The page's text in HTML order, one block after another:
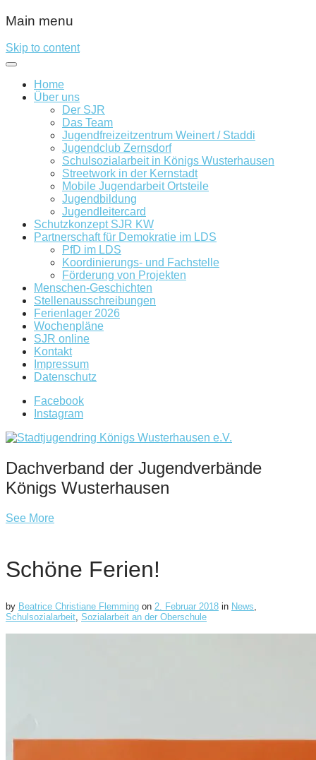
Main menu
Skip to content
Home
Über uns
Der SJR
Das Team
Jugendfreizeitzentrum Weinert / Staddi
Jugendclub Zernsdorf
Schulsozialarbeit in Königs Wusterhausen
Streetwork in der Kernstadt
Mobile Jugendarbeit Ortsteile
Jugendbildung
Jugendleitercard
Schutzkonzept SJR KW
Partnerschaft für Demokratie im LDS
PfD im LDS
Koordinierungs- und Fachstelle
Förderung von Projekten
Menschen-Geschichten
Stellenausschreibungen
Ferienlager 2026
Wochenpläne
SJR online
Kontakt
Impressum
Datenschutz
Facebook
Instagram
Dachverband der Jugendverbände
Königs Wusterhausen
See More
Schöne Ferien!
by Beatrice Christiane Flemming on 2. Februar 2018 in News,
Schulsozialarbeit, Sozialarbeit an der Oberschule